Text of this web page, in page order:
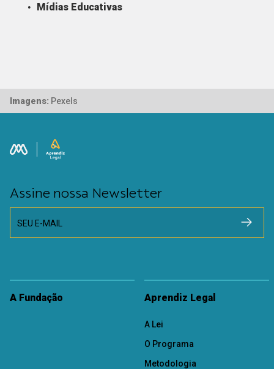
Mídias Educativas
Imagens: Pexels
Assine nossa Newsletter
SEU E-MAIL
A Fundação Aprendiz Legal
A Lei
O Programa
Metodologia